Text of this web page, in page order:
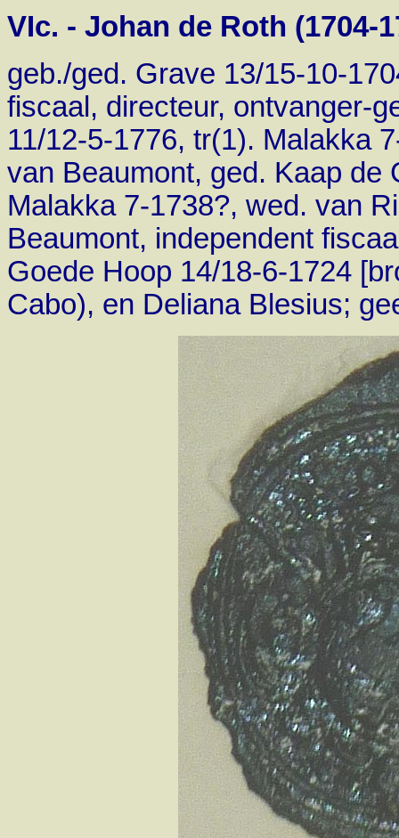
VIc. - Johan de Roth (1704-
geb./ged. Grave 13/15-10-
fiscaal, directeur, ontvanger-
11/12-5-1776, tr(1). Malakka
van Beaumont, ged. Kaap de
Malakka 7-1738?, wed. van
Beaumont, independent
Goede Hoop 14/18-6-1724
Cabo), en Deliana Blesius;